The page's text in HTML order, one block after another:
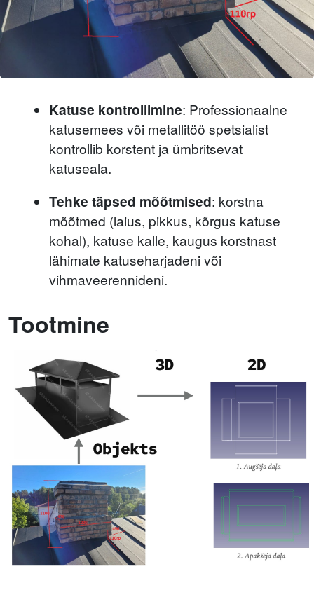
Katuse kontrollimine: Professionaalne
katusemees või metallitöö spetsialist
kontrollib korstent ja ümbritsevat
katuseala.
Tehke täpsed mõõtmised: korstna
mõõtmed (laius, pikkus, kõrgus katuse
kohal), katuse kalle, kaugus korstnast
lähimate katuseharjadeni või
vihmaveerennideni.
Tootmine